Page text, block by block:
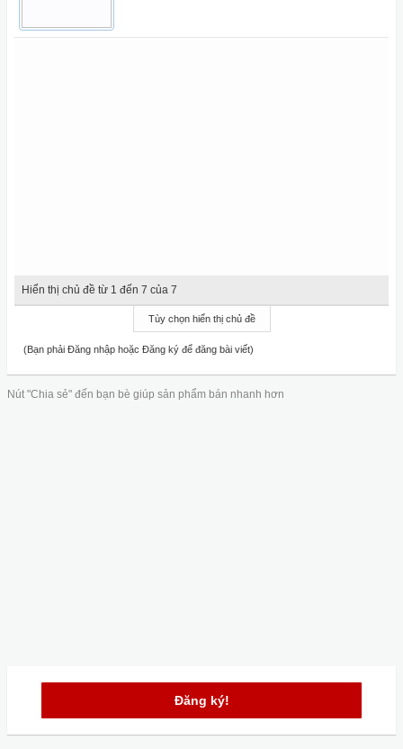
Hiển thị chủ đề từ 1 đến 7 của 7
Tùy chọn hiển thị chủ đề
(Bạn phải Đăng nhập hoặc Đăng ký để đăng bài viết)
Nút "Chia sẻ" đến bạn bè giúp sản phẩm bán nhanh hơn
Đăng ký!